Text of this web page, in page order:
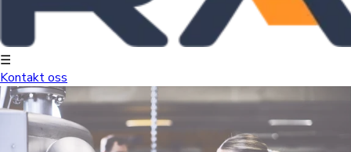
☰
Kontakt oss